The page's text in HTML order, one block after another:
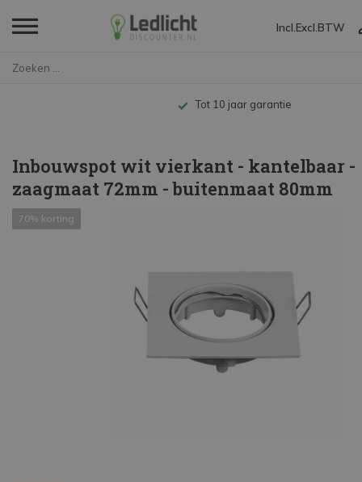
Incl. Excl. BTW
Tot 10 jaar garantie
Inbouwspot wit vierkant - kantelbaar -
zaagmaat 72mm - buitenmaat 80mm
70% korting